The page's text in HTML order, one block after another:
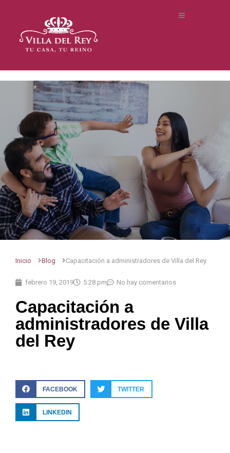
Inicio Blog Capacitación a administradores de Villa del Rey
febrero 19, 2019 5:28 pm No hay comentarios
Capacitación a
administradores de Villa
del Rey
FACEBOOK TWITTER
LINKEDIN